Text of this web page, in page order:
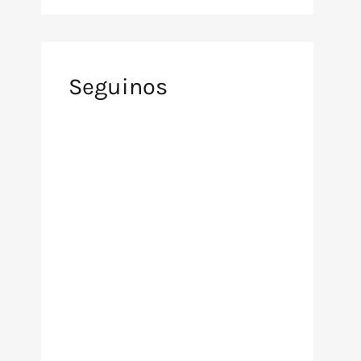
Seguinos